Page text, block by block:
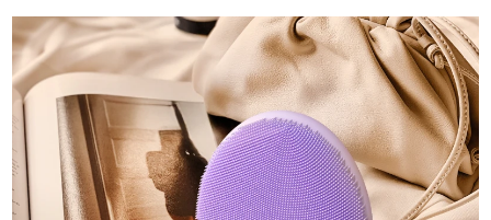
LUNA™ 4 Men
For men, anti-aging massage
LUNA™ 4 mini
For young skin, T-zone
BEAR™ 2 eyes & lips
Microcurrent line smoothing device
面部提拉护理
Premium anti-aging skincare
UFO™ 3 LED
Near-infrared and red light therapy
device
UFO™ 3 mini
Red light therapy device for young skin
issa™ 4 plus
Smart hybrid silicone sonic toothbrush
issa™ 4 smile
Hybrid silicone sonic toothbrush
抗老
FAQ™ 101
Clinical anti-aging
LED治疗
NEW
FAQ™ 201
LED mask
NEW
加拿大 预计送达日期15/8/26
智利 预计送达日期15/8/26
中国 预计送达日期 11/8/26
哥伦比亚 预计送达日期15/8/26